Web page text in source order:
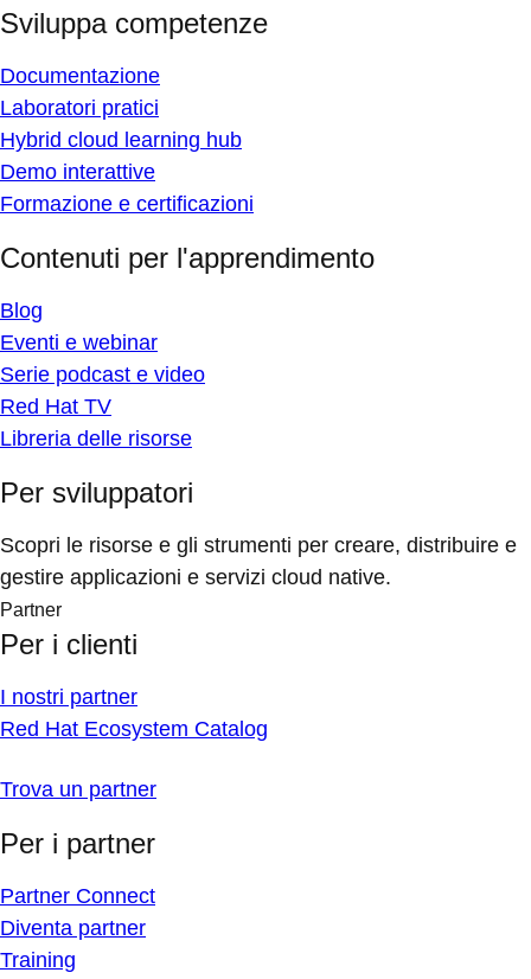
Sviluppa competenze
Documentazione
Laboratori pratici
Hybrid cloud learning hub
Demo interattive
Formazione e certificazioni
Contenuti per l'apprendimento
Blog
Eventi e webinar
Serie podcast e video
Red Hat TV
Libreria delle risorse
Per sviluppatori
Scopri le risorse e gli strumenti per creare, distribuire e
gestire applicazioni e servizi cloud native.
Partner
Per i clienti
I nostri partner
Red Hat Ecosystem Catalog
Trova un partner
Per i partner
Partner Connect
Diventa partner
Training